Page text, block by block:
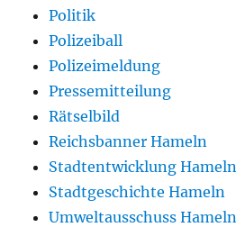
Politik
Polizeiball
Polizeimeldung
Pressemitteilung
Rätselbild
Reichsbanner Hameln
Stadtentwicklung Hameln
Stadtgeschichte Hameln
Umweltausschuss Hameln